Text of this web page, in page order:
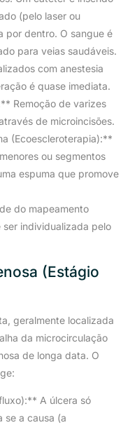
(pelo laser ou
por dentro. O sangue é
para veias saudáveis.
com anestesia
é quase imediata.
Remoção de varizes
de microincisões.
(Ecoescleroterapia):**
ou segmentos
espuma que promove
do mapeamento
individualizada pelo
(Estágio
geralmente localizada
da microcirculação
de longa data. O
A úlcera só
se a causa (a